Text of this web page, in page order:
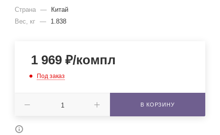
Страна —
Китай
Вес, кг — 1.838
1 969 ₽/компл
Под заказ
В КОРЗИНУ